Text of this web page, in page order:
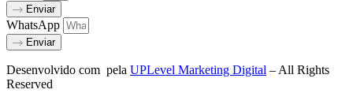
Enviar
WhatsApp
Enviar
Desenvolvido com pela UPLevel Marketing Digital – All Rights
Reserved